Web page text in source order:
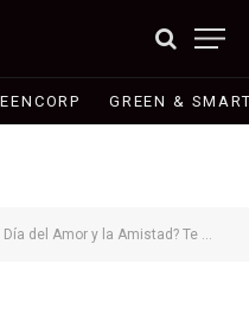
GREEN &
Te contamos la derrama económica estimada